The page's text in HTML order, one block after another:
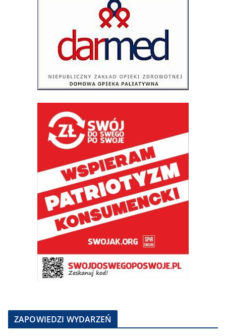
ZAPOWIEDZI WYDARZEŃ